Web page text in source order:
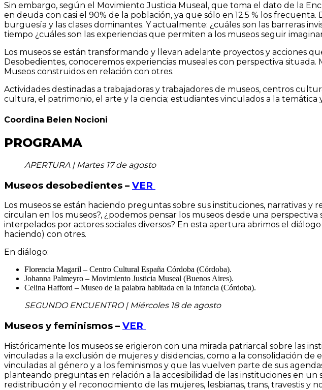
Sin embargo, según el Movimiento Justicia Museal, que toma el dato de la
en deuda con casi el 90% de la población, ya que sólo en 12.5 % los
burguesía y las clases dominantes. Y actualmente: ¿cuáles son las barreras
tiempo ¿cuáles son las experiencias que permiten a los museos seguir
Los museos se están transformando y llevan adelante proyectos y acciones
Desobedientes, conoceremos experiencias museales con perspectiva
Museos construidos en relación con otres.
Actividades destinadas a trabajadoras y trabajadores de museos, centros
cultura, el patrimonio, el arte y la ciencia; estudiantes vinculados a la temática
Coordina Belen Nocioni
PROGRAMA
APERTURA | Martes 17 de agosto
Museos desobedientes – VER
Los museos se están haciendo preguntas sobre sus instituciones, narrativas
circulan en los museos?, ¿podemos pensar los museos desde una
interpelados por actores sociales diversos? En esta apertura abrimos el
haciendo) con otres.
En diálogo:
Florencia Magaril – Centro Cultural España Córdoba (Córdoba).
Johanna Palmeyro – Movimiento Justicia Museal (Buenos Aires).
Celina Hafford – Museo de la palabra habitada en la infancia (Córdoba).
SEGUNDO ENCUENTRO | Miércoles 18 de agosto
Museos y feminismos – VER
Históricamente los museos se erigieron con una mirada patriarcal sobre las
vinculadas a la exclusión de mujeres y disidencias, como a la consolidación
vinculadas al género y a los feminismos y que las vuelven parte de sus
planteando preguntas en relación a la accesibilidad de las instituciones en un
redistribución y el reconocimiento de las mujeres, lesbianas, trans, travestis y